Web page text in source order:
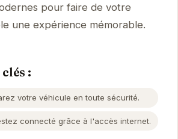
pour faire de votre
une expérience mémorable.
:
votre véhicule en toute sécurité.
connecté grâce à l'accès internet.